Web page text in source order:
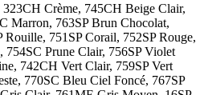
Crème, 745CH Beige Clair,
Marron, 763SP Brun Chocolat,
Rouille, 751SP Corail, 752SP Rouge,
754SC Prune Clair, 756SP Violet
742CH Vert Clair, 759SP Vert
770SC Bleu Ciel Foncé, 767SP